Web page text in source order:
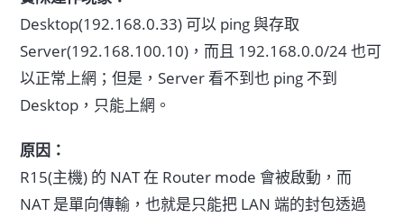
Desktop(192.168.0.33) 可以 ping 與存取
Server(192.168.100.10)，而且 192.168.0.0/24 也可
以正常上網；但是，Server 看不到也 ping 不到
Desktop，只能上網。
原因：
R15(主機) 的 NAT 在 Router mode 會被啟動，而
NAT 是單向傳輸，也就是只能把 LAN 端的封包透過